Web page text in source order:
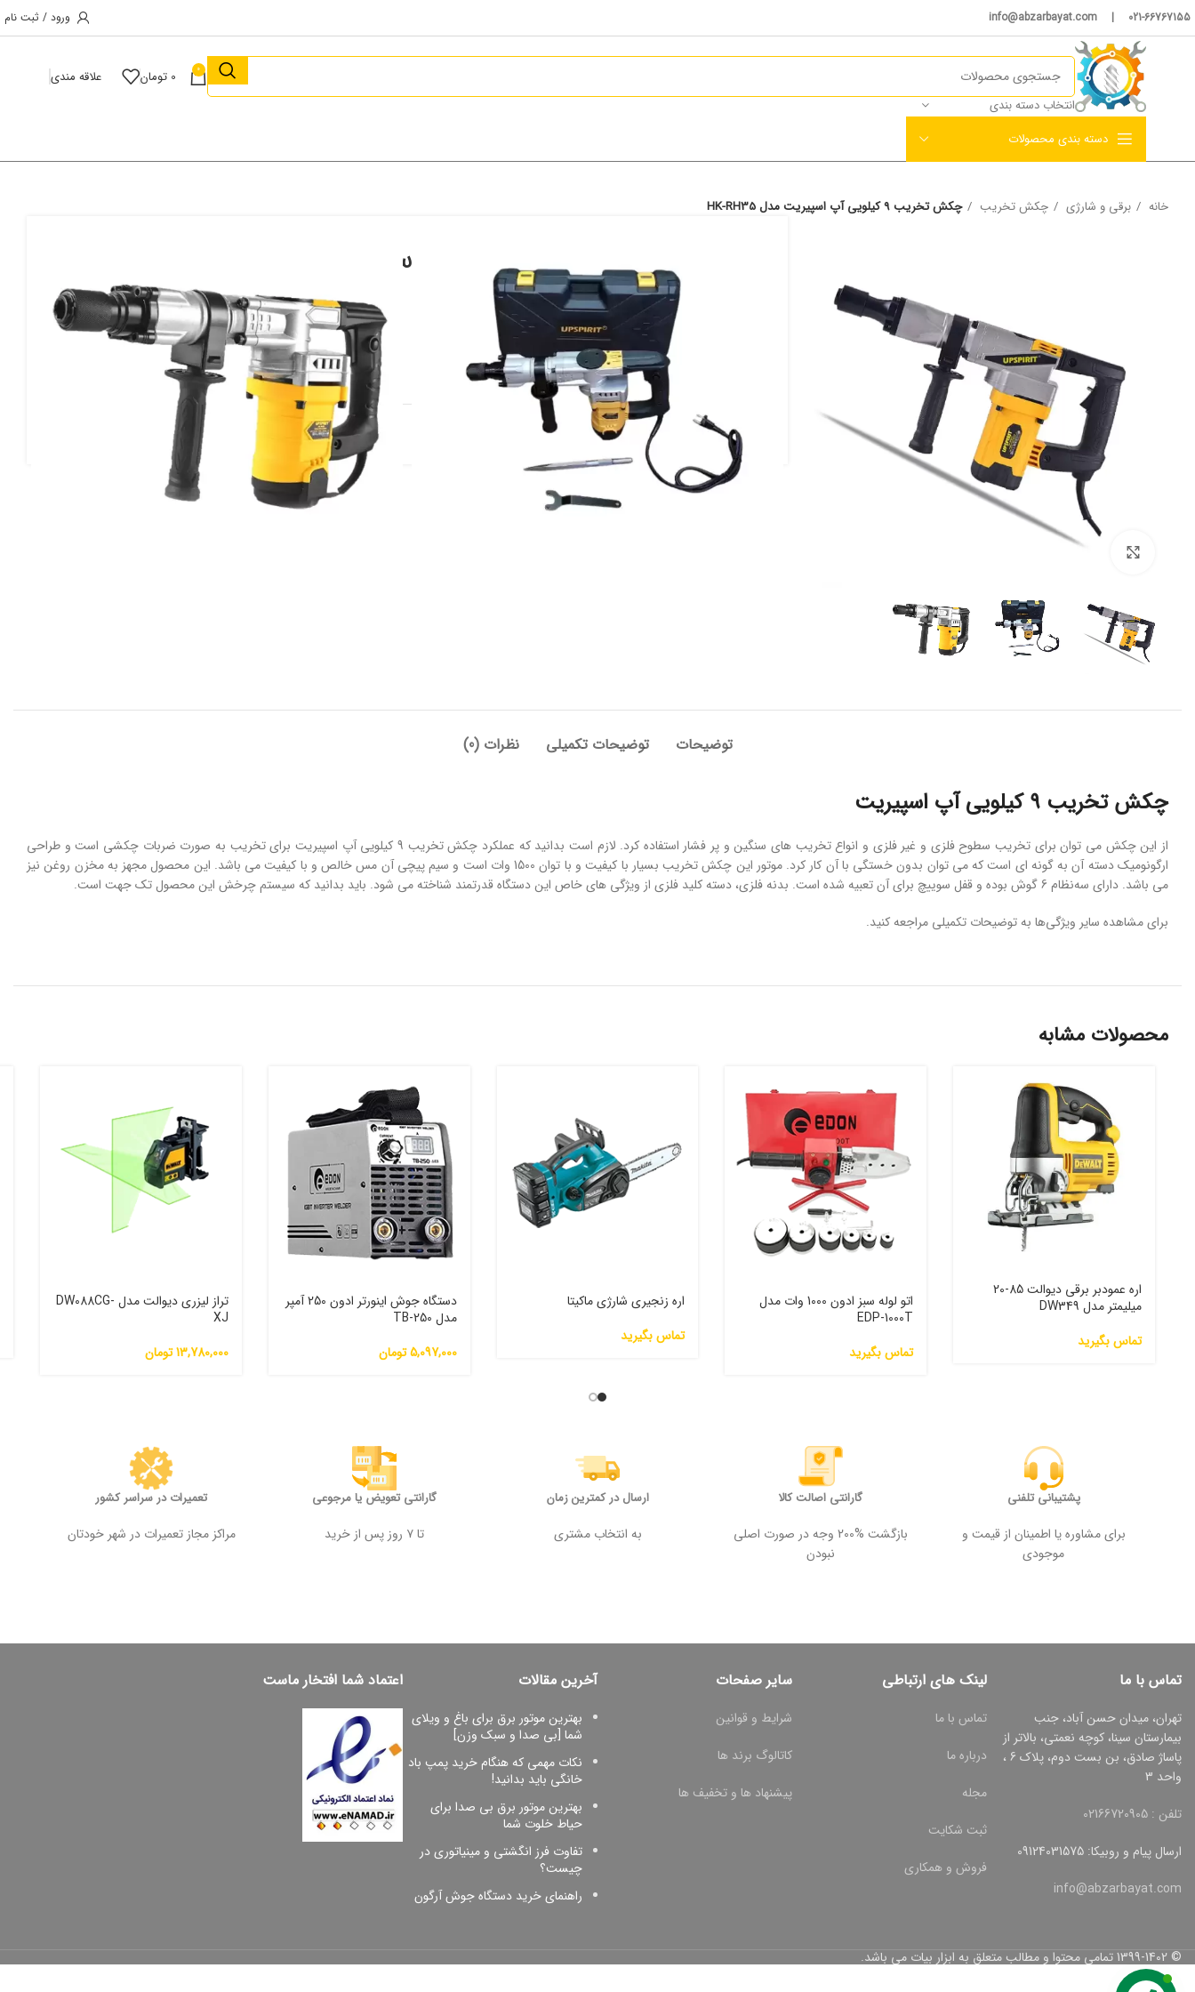
021-66767155 | info@abzarbayat.com ورود / ثبت نام
انتخاب دسته بندی
0
0 تومان علاقه مندی
دسته بندی محصولات
خانه برقی و شارژی چکش تخریب چکش تخریب 9 کیلویی آپ اسپیریت مدل HK-RH35
RH35
تماس بگیرید
افزودن به علاقه مندی
دسته:برقی و شارژی, چکش تخریب
توضیحات توضیحات تکمیلی نظرات (0)
چکش تخریب ۹ کیلویی آپ اسپیریت
از این چکش می توان برای تخریب سطوح فلزی و غیر فلزی و انواع تخریب های سنگین و پر فشار استفاده کرد. لازم است بدانید که عملکرد چکش تخریب 9 کیلویی آپ اسپیریت برای تخریب به صورت ضربات چکشی است و طراحی
ارگونومیک دسته آن به گونه ای است که می توان بدون خستگی با آن کار کرد. موتور این چکش تخریب بسیار با کیفیت و با توان 1500 وات است و سیم پیچی آن مس خالص و با کیفیت می باشد. این محصول مجهز به مخزن روغن نیز
می باشد. دارای سه‌نظام 6 گوش بوده و قفل سوییچ برای آن تعبیه شده است. بدنه فلزی، دسته کلید فلزی از ویژگی های خاص این دستگاه قدرتمند شناخته می شود. باید بدانید که سیستم چرخش این محصول تک جهت است.
برای مشاهده سایر ویژگی‌ها به توضیحات تکمیلی مراجعه کنید.
محصولات مشابه
اره عمودبر برقی دیوالت 85-20
میلیمتر مدل DW349
تماس بگیرید
اتو لوله سبز ادون 1000 وات مدل
EDP-1000T
تماس بگیرید
اره زنجیری شارژی ماکیتا
تماس بگیرید
دستگاه جوش اینورتر ادون 250 آمپر
مدل TB-250
5,097,000تومان
تراز لیزری دیوالت مدل DW088CG-
XJ
13,780,000تومان
پشتیبانی تلفنی
برای مشاوره یا اطمینان از قیمت و
موجودی
گارانتی اصالت کالا
بازگشت %200 وجه در صورت اصلی
نبودن
ارسال در کمترین زمان
به انتخاب مشتری
گارانتی تعویض یا مرجوعی
تا ۷ روز پس از خرید
تعمیرات در سراسر کشور
مراکز مجاز تعمیرات در شهر خودتان
تماس با ما
تهران، میدان حسن آباد، جنب
بیمارستان سینا، کوچه نعمتی، بالاتر از
پاساژ صادق، بن بست دوم، پلاک 6 ،
واحد 3
تلفن : 02166720905
ارسال پیام و روبیکا: 09124031575
info@abzarbayat.com
لینک های ارتباطی
تماس با ما
درباره ما
مجله
ثبت شکایت
فروش و همکاری
سایر صفحات
شرایط و قوانین
کاتالوگ برند ها
پیشنهاد ها و تخفیف ها
آخرین مقالات
بهترین موتور برق برای باغ و ویلای
شما [بی صدا و سبک وزن]
نکات مهمی که هنگام خرید پمپ باد
خانگی باید بدانید!
بهترین موتور برق بی صدا برای
حیاط خلوت شما
تفاوت فرز انگشتی و مینیاتوری در
چیست؟
راهنمای خرید دستگاه جوش آرگون
اعتماد شما افتخار ماست
© 1399-1402 تمامی محتوا و مطالب متعلق به ابزار بیات می باشد.